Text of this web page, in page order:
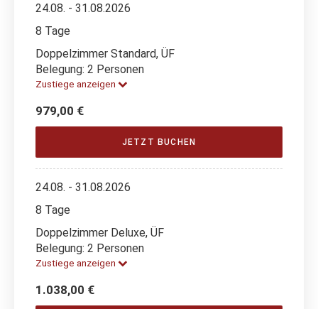
24.08. - 31.08.2026
8 Tage
Doppelzimmer Standard, ÜF
Belegung: 2 Personen
Zustiege anzeigen
979,00 €
JETZT BUCHEN
24.08. - 31.08.2026
8 Tage
Doppelzimmer Deluxe, ÜF
Belegung: 2 Personen
Zustiege anzeigen
1.038,00 €